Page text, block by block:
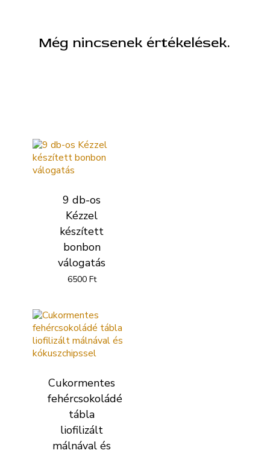
Még nincsenek értékelések.
9 db-os
Kézzel
készített
bonbon
válogatás
6500 Ft
Cukormentes
fehércsokoládé
tábla
liofilizált
málnával és